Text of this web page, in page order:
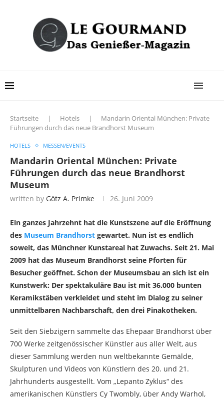
Startseite | Hotels |
Mandarin Oriental München: Private
Führungen durch das neue Brandhorst Museum
HOTELS MESSEN/EVENTS
Mandarin Oriental München: Private
Führungen durch das neue Brandhorst
Museum
written by Götz A. Primke 26. Juni 2009
Ein ganzes Jahrzehnt hat die Kunstszene auf die Eröffnung
des Museum Brandhorst gewartet. Nun ist es endlich
soweit, das Münchner Kunstareal hat Zuwachs. Seit 21. Mai
2009 hat das Museum Brandhorst seine Pforten für
Besucher geöffnet. Schon der Museumsbau an sich ist ein
Kunstwerk: Der spektakuläre Bau ist mit 36.000 bunten
Keramikstäben verkleidet und steht im Dialog zu seiner
unmittelbaren Nachbarschaft, den drei Pinakotheken.
Seit den Siebzigern sammelte das Ehepaar Brandhorst über
700 Werke zeitgenössischer Künstler aus aller Welt, aus
dieser Sammlung werden nun weltbekannte Gemälde,
Skulpturen und Videos von Künstlern des 20. und 21.
Jahrhunderts ausgestellt. Vom „Lepanto Zyklus“ des
amerikanischen Künstlers Cy Twombly, über Andy Warhol,